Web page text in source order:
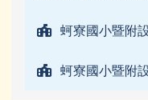
蚵寮國小暨附
蚵寮國小暨附